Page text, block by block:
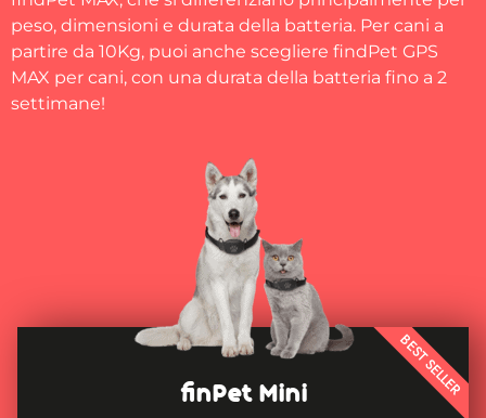
peso, dimensioni e durata della batteria. Per cani a
partire da 10Kg, puoi anche scegliere findPet GPS
MAX per cani, con una durata della batteria fino a 2
settimane!
finPet Mini BEST SELLER